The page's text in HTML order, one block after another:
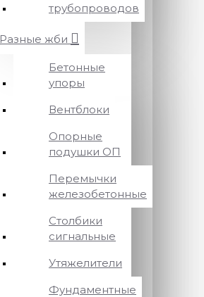
трубопроводов
Разные жби
Бетонные
упоры
Вентблоки
Опорные
подушки ОП
Перемычки
железобетонные
Столбики
сигнальные
Утяжелители
Фундаментные